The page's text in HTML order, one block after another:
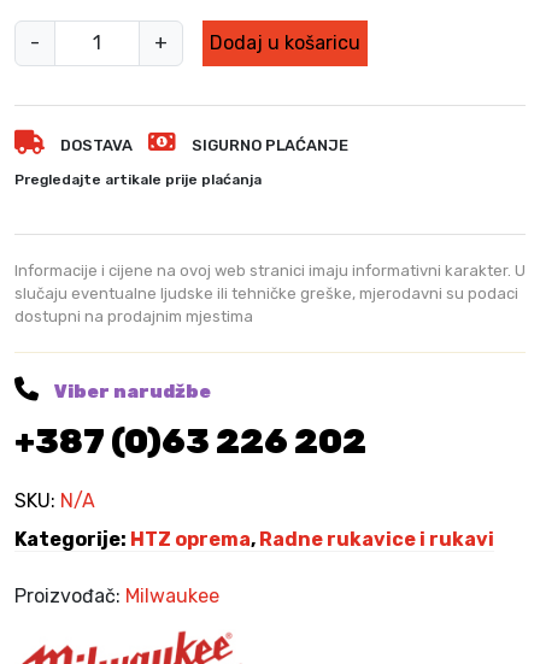
2
8
5
K
M
.
,
0
-
u
v
i
e
C
U
T
A
G
O
E
1
2
+ Dodaj u košaricu
DOSTAVA SIGURNO PLAĆANJE
Pregledajte artikale prije plaćanja
Informacije i cijene na ovoj web stranici imaju informativni karakter. U
slučaju eventualne ljudske ili tehničke greške, mjerodavni su podaci
dostupni na prodajnim mjestima
Viber narudžbe
+387 (0)63 226 202
SKU: N/A
Kategorije: HTZ oprema, Radne rukavice i rukavi
Proizvođač: Milwaukee